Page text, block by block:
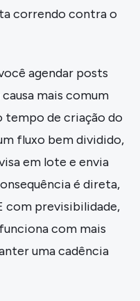
correndo contra o
agendar posts
mais comum
tempo de criação do
fluxo bem dividido,
em lote e envia
é direta,
com previsibilidade,
com mais
uma cadência